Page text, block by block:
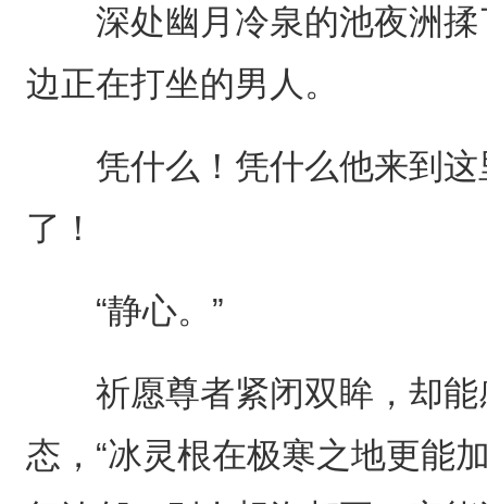
深处幽月冷泉的池夜洲揉
边正在打坐的男人。
凭什么！凭什么他来到这
了！
“静心。”
祈愿尊者紧闭双眸，却能
态，“冰灵根在极寒之地更能